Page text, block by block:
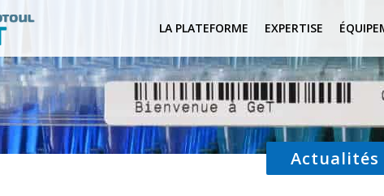
LA PLATEFORME EXPERTISE
Actualités